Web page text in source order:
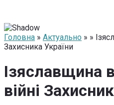
Головна » Актуально » »
Захисника України
Ізяславщина
війні